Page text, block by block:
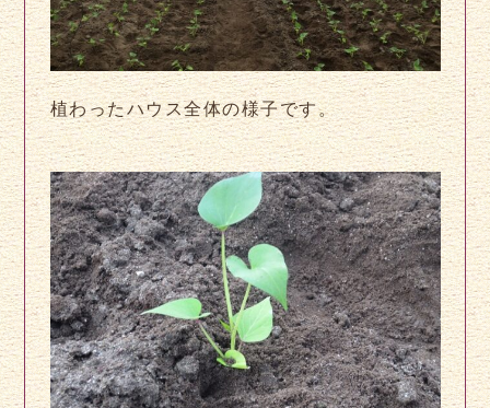
植わったハウス全体の様子です。